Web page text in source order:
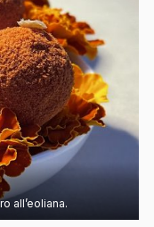
all’eoliana.